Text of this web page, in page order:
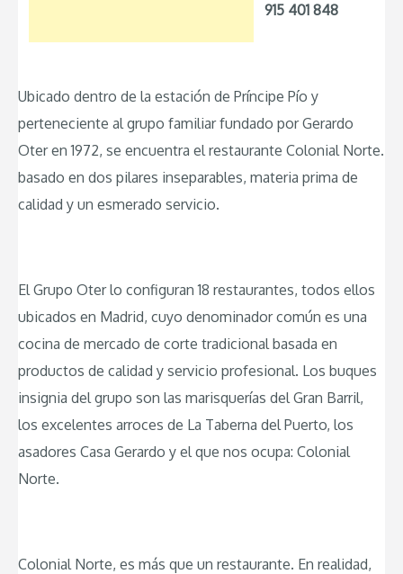
915 401 848
Ubicado dentro de la estación de Príncipe Pío y
perteneciente al grupo familiar fundado por Gerardo
Oter en 1972, se encuentra el restaurante Colonial Norte.
basado en dos pilares inseparables, materia prima de
calidad y un esmerado servicio.
El Grupo Oter lo configuran 18 restaurantes, todos ellos
ubicados en Madrid, cuyo denominador común es una
cocina de mercado de corte tradicional basada en
productos de calidad y servicio profesional. Los buques
insignia del grupo son las marisquerías del Gran Barril,
los excelentes arroces de La Taberna del Puerto, los
asadores Casa Gerardo y el que nos ocupa: Colonial
Norte.
Colonial Norte, es más que un restaurante. En realidad,